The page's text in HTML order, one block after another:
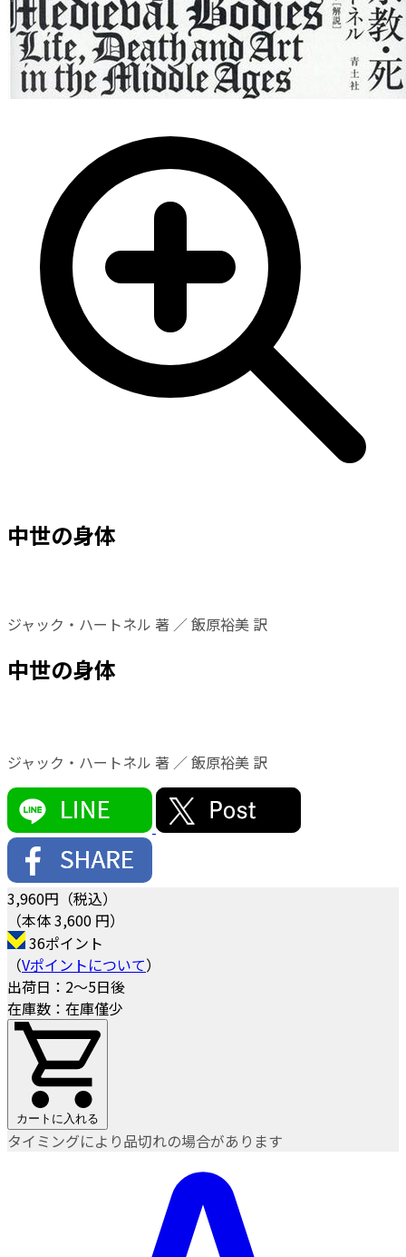
中世の身体
ジャック・ハートネル 著 ／ 飯原裕美 訳
中世の身体
ジャック・ハートネル 著 ／ 飯原裕美 訳
3,960円（税込）
（本体 3,600 円）
36ポイント
（Vポイントについて）
出荷日：2～5日後
在庫数：在庫僅少
カートに入れる
タイミングにより品切れの場合があります